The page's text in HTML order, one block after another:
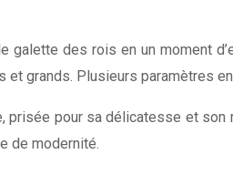
des rois en un moment
grands. Plusieurs paramètres
prisée pour sa délicatesse et
de modernité.